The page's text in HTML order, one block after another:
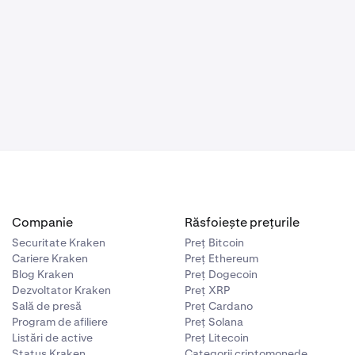
introduci
Companie
Securitate Kraken
Cariere Kraken
Blog Kraken
Dezvoltator Kraken
Sală de presă
Program de afiliere
Listări de active
Răsfoiește prețurile
Preț Bitcoin
Preț Ethereum
Preț Dogecoin
Preț XRP
Preț Cardano
Preț Solana
Preț Litecoin